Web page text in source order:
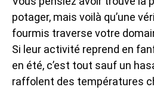
potager, mais voilà qu’une
fourmis traverse votre
Si leur activité reprend en
en été, c’est tout sauf un
raffolent des températures